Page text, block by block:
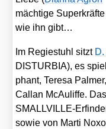
mäch­ti­ge
wie ihn gibt…
Im Regie­stuhl sitzt
DISTURBIA), es
phant, Tere­sa
Cal­lan McAu­lif­fe.
SMALL­VILLE-
sowie von Mar­ti